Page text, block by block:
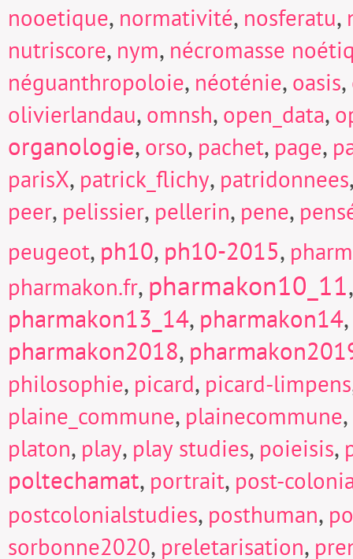
nooetique, normativité, nosferatu,
nutriscore, nym, nécromasse
néguanthropoloie, néoténie, oasis,
olivierlandau, omnsh, open_data,
organologie, orso, pachet, page,
parisX, patrick_flichy, patridonnees
peer, pelissier, pellerin, pene,
peugeot, ph10, ph10-2015,
pharmakon.fr, pharmakon10_11
pharmakon13_14, pharmakon14,
pharmakon2018,
philosophie, picard, picard-limpens
plaine_commune, plainecommune,
platon, play, play studies, poieisis,
poltechamat, portrait, post-
postcolonialstudies, posthuman,
sorbonne2020, preletarisation,